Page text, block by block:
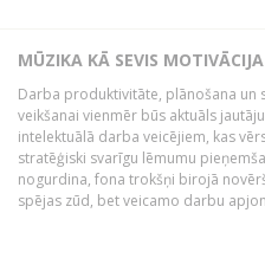
MŪZIKA KĀ SEVIS
Darba produktivitāte, plānošana un
veikšanai vienmēr būs aktuāls
intelektuālā darba veicējiem, kas
stratēģiski svarīgu lēmumu
nogurdina, fona trokšņi birojā
spējas zūd, bet veicamo darbu